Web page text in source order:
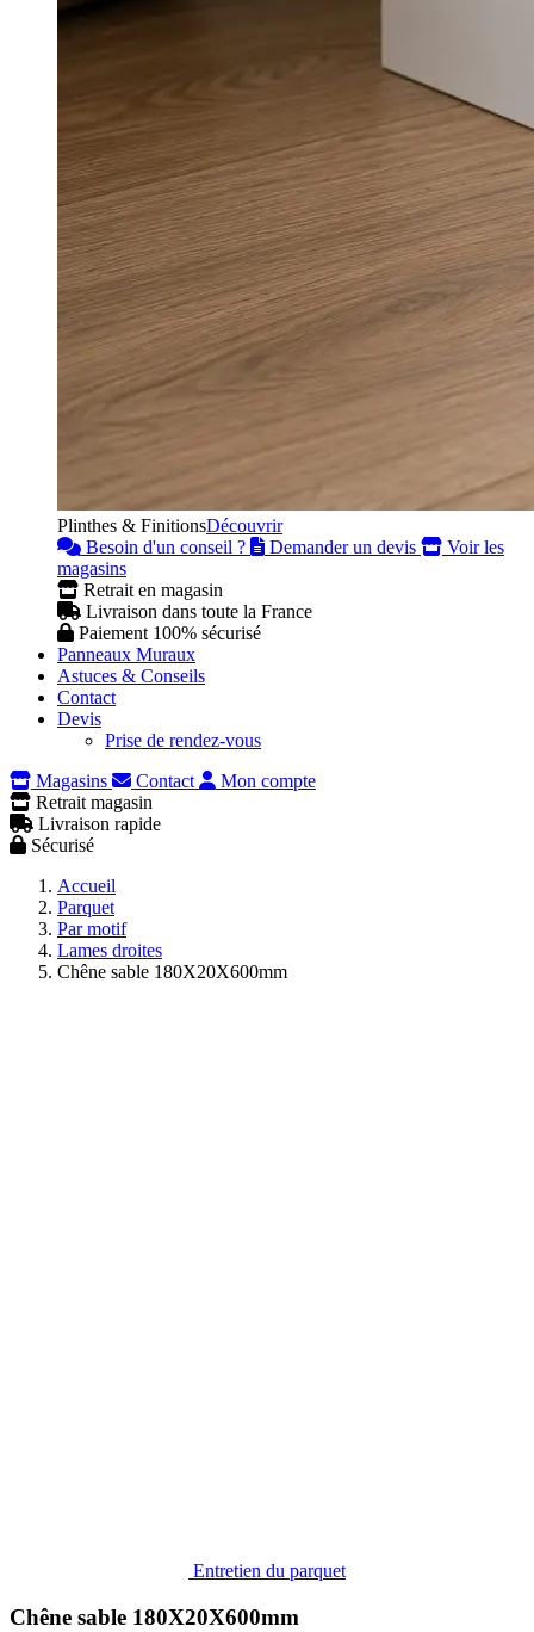
Plinthes & FinitionsDécouvrir
Besoin d'un conseil ?
Demander un devis
Voir les
magasins
Retrait en magasin
Livraison dans toute la France
Paiement 100% sécurisé
Panneaux Muraux
Astuces & Conseils
Contact
Devis
Prise de rendez-vous
Magasins
Contact
Mon compte
Retrait magasin
Livraison rapide
Sécurisé
Accueil
Parquet
Par motif
Lames droites
Chêne sable 180X20X600mm
Entretien du parquet
Chêne sable 180X20X600mm